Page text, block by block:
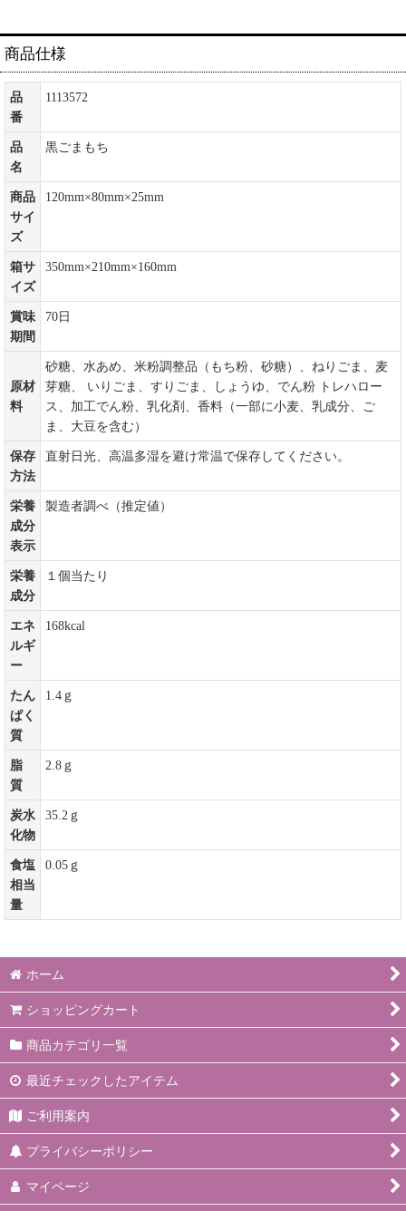
商品仕様
品
番
1113572
品
名
黒ごまもち
商品
サイ
ズ
120mm×80mm×25mm
箱サ
イズ
350mm×210mm×160mm
賞味
期間
70日
原材
料
砂糖、水あめ、米粉調整品（もち粉、砂糖）、ねりごま、麦
芽糖、 いりごま、すりごま、しょうゆ、でん粉 トレハロー
ス、加工でん粉、乳化剤、香料（一部に小麦、乳成分、ご
ま、大豆を含む）
保存
方法
直射日光、高温多湿を避け常温で保存してください。
栄養
成分
表示
製造者調べ（推定値）
栄養
成分
１個当たり
エネ
ルギ
ー
168kcal
たん
ぱく
質
1.4ｇ
脂
質
2.8ｇ
炭水
化物
35.2ｇ
食塩
相当
量
0.05ｇ
ホーム
ショッピングカート
商品カテゴリ一覧
最近チェックしたアイテム
ご利用案内
プライバシーポリシー
マイページ